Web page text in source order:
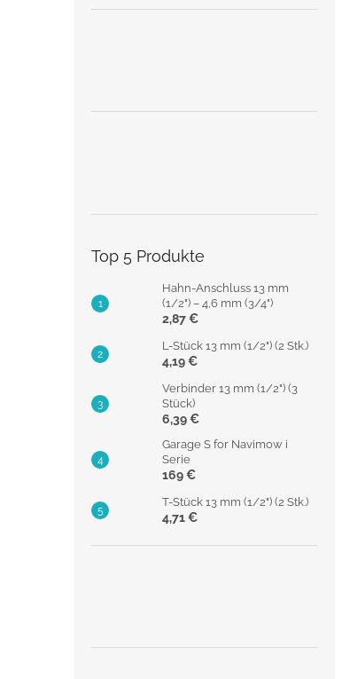
Top 5 Produkte
Hahn-Anschluss 13 mm
(1/2") – 4,6 mm (3/4")
2,87 €
L-Stück 13 mm (1/2") (2 Stk.)
4,19 €
Verbinder 13 mm (1/2") (3
Stück)
6,39 €
Garage S for Navimow i
Serie
169 €
T-Stück 13 mm (1/2") (2 Stk.)
4,71 €